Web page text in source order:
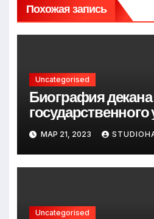
Похожая запись
Uncategorised
Биография
государственного
Андрея Сидорова
до руководителя
МАР 21, 2023
Uncategorised